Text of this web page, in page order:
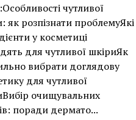
чутливої
як розпізнати проблемуЯкі
у косметиці
для чутливої шкіриЯк
вибрати доглядову
для чутливої
очищувальних
поради дермато...